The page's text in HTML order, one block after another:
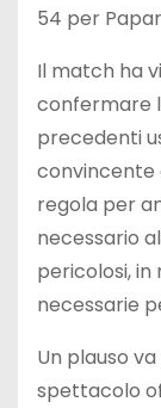
54 per
Il match ha
confermare
precedenti
convincente
regola per
necessario
pericolosi,
necessarie
Un plauso
spettacolo